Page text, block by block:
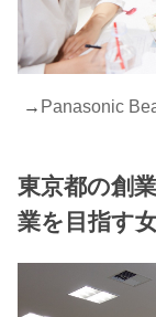
→ Panasonic
東京都の創
業を目指す